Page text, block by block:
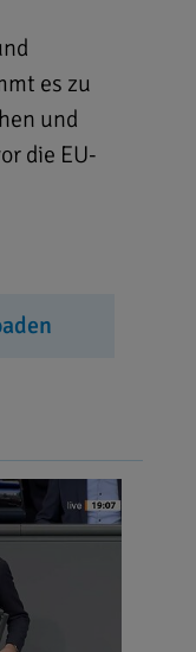
es zu
und
die EU-